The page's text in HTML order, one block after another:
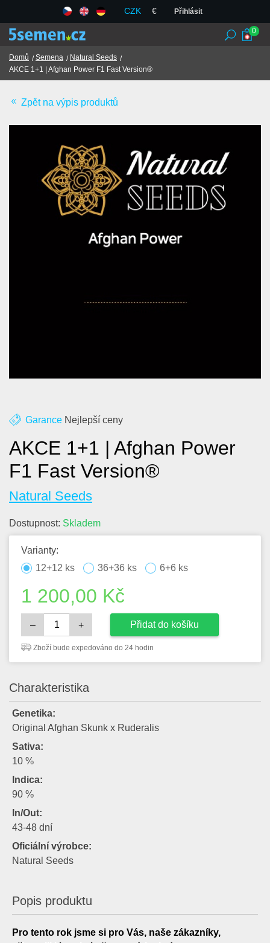
CZK € Přihlásit
TCM
Obchodní podmínky
Kontakt
0
Domů Semena
Natural Seeds
AKCE 1+1 | Afghan Power F1 Fast Version®
Zpět na výpis produktů
Garance Nejlepší ceny
AKCE 1+1 | Afghan Power
F1 Fast Version®
Natural Seeds
Dostupnost: Skladem
Varianty:
12+12 ks
36+36 ks 6+6 ks
1 200,00 Kč
– + Přidat do košíku
Zboží bude expedováno do 24 hodin
Charakteristika
Genetika:
Original Afghan Skunk x Ruderalis
Sativa:
10 %
Indica:
90 %
In/Out:
43-48 dní
Oficiální výrobce:
Natural Seeds
Popis produktu
Pro tento rok jsme si pro Vás, naše zákazníky,